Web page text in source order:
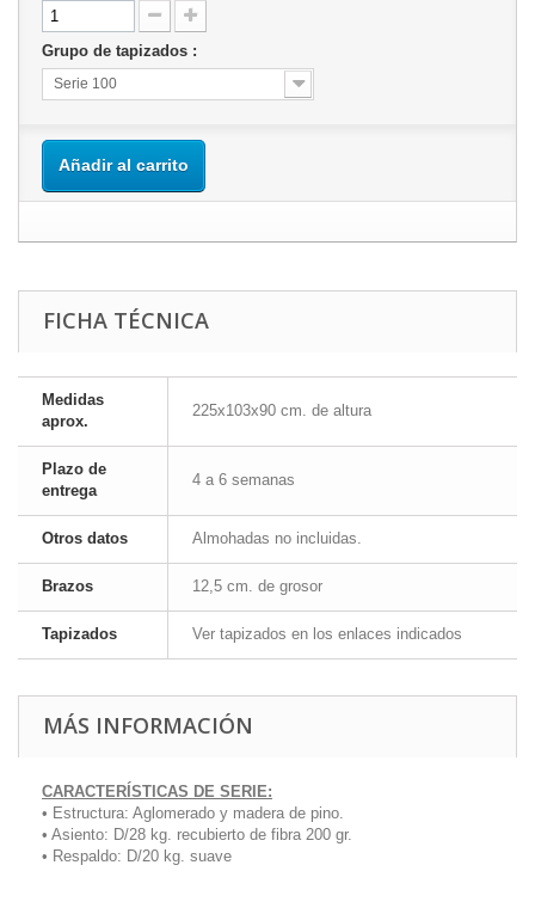
Grupo de tapizados :
Serie 100
Añadir al carrito
FICHA TÉCNICA
Medidas
aprox.
225x103x90 cm. de altura
Plazo de
entrega
4 a 6 semanas
Otros datos Almohadas no incluidas.
Brazos 12,5 cm. de grosor
Tapizados Ver tapizados en los enlaces indicados
MÁS INFORMACIÓN
CARACTERÍSTICAS DE SERIE:
• Estructura: Aglomerado y madera de pino.
• Asiento: D/28 kg. recubierto de fibra 200 gr.
• Respaldo: D/20 kg. suave